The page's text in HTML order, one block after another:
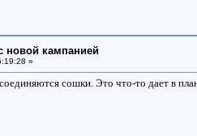
новой кампанией
»
сошки. Это что-то дает в